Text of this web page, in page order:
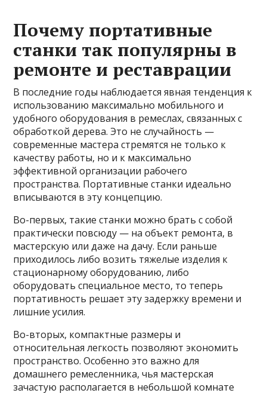
Почему портативные
станки так популярны в
ремонте и реставрации
В последние годы наблюдается явная тенденция к
использованию максимально мобильного и
удобного оборудования в ремеслах, связанных с
обработкой дерева. Это не случайность —
современные мастера стремятся не только к
качеству работы, но и к максимально
эффективной организации рабочего
пространства. Портативные станки идеально
вписываются в эту концепцию.
Во-первых, такие станки можно брать с собой
практически повсюду — на объект ремонта, в
мастерскую или даже на дачу. Если раньше
приходилось либо возить тяжелые изделия к
стационарному оборудованию, либо
оборудовать специальное место, то теперь
портативность решает эту задержку времени и
лишние усилия.
Во-вторых, компактные размеры и
относительная легкость позволяют экономить
пространство. Особенно это важно для
домашнего ремесленника, чья мастерская
зачастую располагается в небольшой комнате